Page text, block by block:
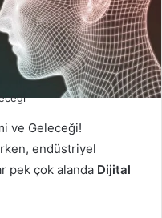
ve Geleceği!
endüstriyel
pek çok alanda Dijital